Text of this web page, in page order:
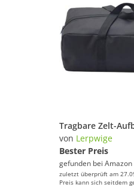
von Lerpwige
Bester Preis
gefunden bei Amazon
zuletzt überprüft am
Preis kann sich seitdem